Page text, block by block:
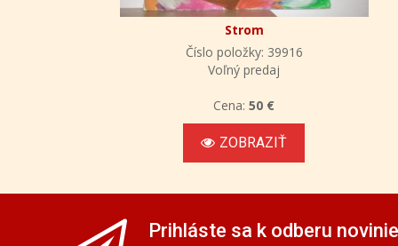
Strom
Číslo položky: 39916
Voľný predaj
Cena:50 €
ZOBRAZIŤ
Prihláste sa k odberu